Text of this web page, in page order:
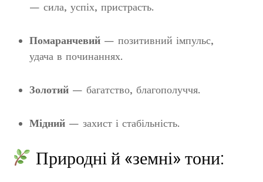
— сила, успіх, пристрасть.
Помаранчевий — позитивний імпульс,
удача в починаннях.
Золотий — багатство, благополуччя.
Мідний — захист і стабільність.
Природні й «земні» тони: